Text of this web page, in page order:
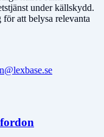
under källskydd.
att belysa relevanta